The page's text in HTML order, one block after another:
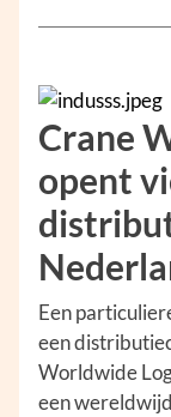
Crane
opent
Een
een
Worldwide
een